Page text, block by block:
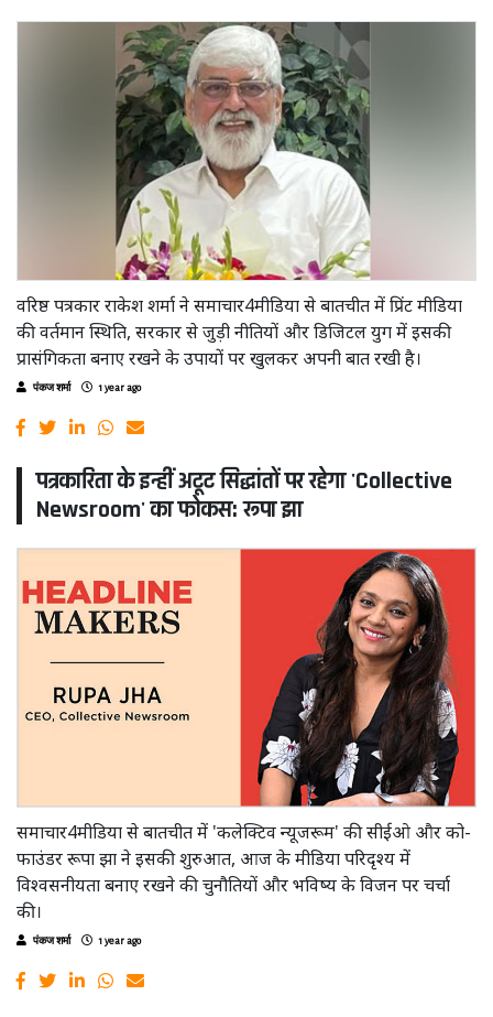
वरिष्ठ पत्रकार राकेश शर्मा ने समाचार4मीडिया से बातचीत में प्रिंट मीडिया
की वर्तमान स्थिति, सरकार से जुड़ी नीतियों और डिजिटल युग में इसकी
प्रासंगिकता बनाए रखने के उपायों पर खुलकर अपनी बात रखी है।
पंकज शर्मा 1 year ago
पत्रकारिता के इन्हीं अटूट सिद्धांतों पर रहेगा 'Collective
Newsroom' का फोकस: रूपा झा
समाचार4मीडिया से बातचीत में 'कलेक्टिव न्यूजरूम' की सीईओ और को-
फाउंडर रूपा झा ने इसकी शुरुआत, आज के मीडिया परिदृश्य में
विश्वसनीयता बनाए रखने की चुनौतियों और भविष्य के विजन पर चर्चा
की।
पंकज शर्मा 1 year ago